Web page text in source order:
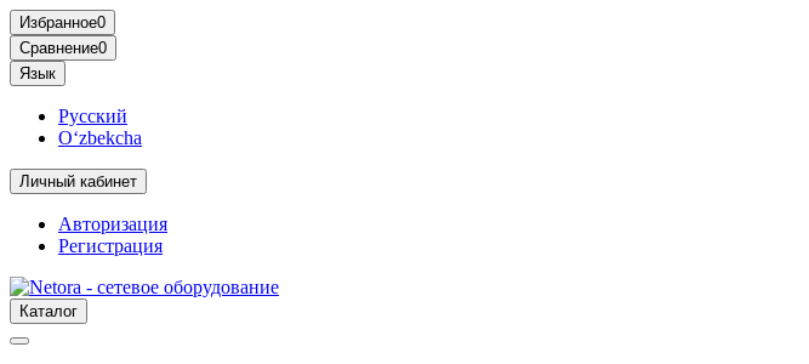
Избранное0
Сравнение0
Язык
Русский
O‘zbekcha
Личный кабинет
Авторизация
Регистрация
Каталог